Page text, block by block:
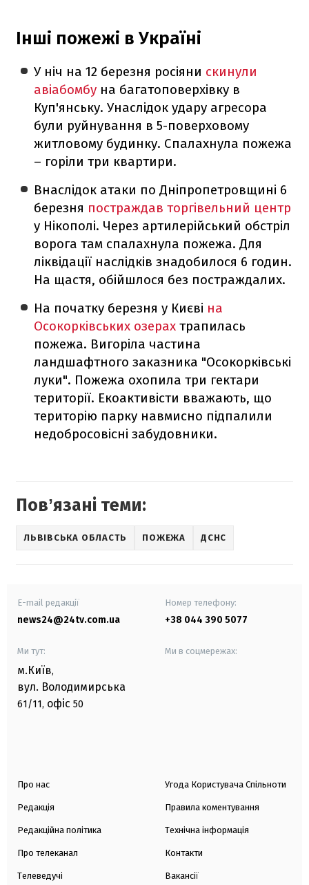
Інші пожежі в Україні
У ніч на 12 березня росіяни скинули
авіабомбу на багатоповерхівку в
Куп'янську. Унаслідок удару агресора
були руйнування в 5-поверховому
житловому будинку. Спалахнула пожежа
– горіли три квартири.
Внаслідок атаки по Дніпропетровщині 6
березня постраждав торгівельний центр
у Нікополі. Через артилерійський обстріл
ворога там спалахнула пожежа. Для
ліквідації наслідків знадобилося 6 годин.
На щастя, обійшлося без постраждалих.
На початку березня у Києві на
Осокорківських озерахтрапилась
пожежа. Вигоріла частина
ландшафтного заказника "Осокорківські
луки". Пожежа охопила три гектари
території. Екоактивісти вважають, що
територію парку навмисно підпалили
недобросовісні забудовники.
Повʼязані теми:
ЛЬВІВСЬКА ОБЛАСТЬ ПОЖЕЖА ДСНС
E-mail редакції
news24@24tv.com.ua
Номер телефону:
+38 044 390 5077
Ми тут:
м.Київ,
вул. Володимирська
61/11, офіс 50
Ми в соцмережах:
Про нас
Редакція
Редакційна політика
Про телеканал
Телеведучі
Угода Користувача Спільноти
Правила коментування
Технічна інформація
Контакти
Вакансії